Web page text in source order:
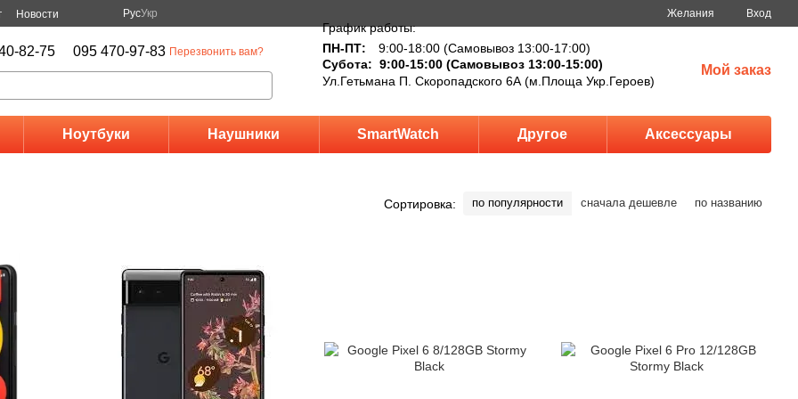
Новости РусУкр Желания Вход
82-75 095 470-97-83 Перезвонить вам?
График работы:
ПН-ПТ:
9:00-18:00 (Самовывоз 13:00-17:00)
Субота: 9:00-15:00 (Самовывоз 13:00-15:00)
Ул.Гетьмана П. Скоропадского 6А (м.Площа Укр.Героев)
Мой заказ
Ноутбуки Наушники SmartWatch Другое Аксессуары
Сортировка: по популярности сначала дешевле по названию